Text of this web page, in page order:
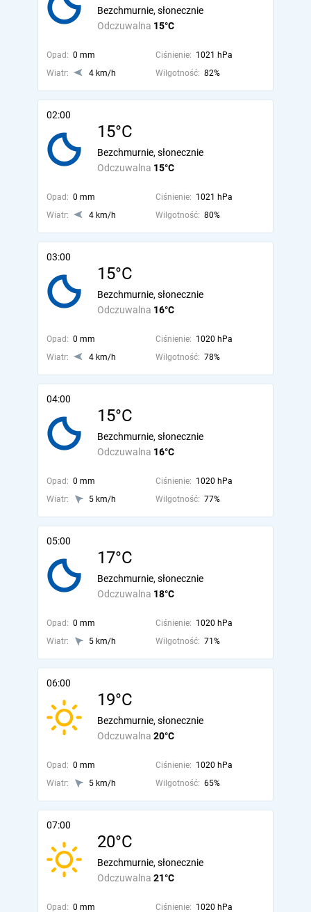
Odczuwalna 15°C
Bezchmurnie, słonecznie
Opad: 0 mm Ciśnienie: 1021 hPa
Wiatr:
4 km/h Wilgotność: 82%
02:00
15°C
Odczuwalna 15°C
Bezchmurnie, słonecznie
Opad: 0 mm Ciśnienie: 1021 hPa
Wiatr:
4 km/h Wilgotność: 80%
03:00
15°C
Odczuwalna 16°C
Bezchmurnie, słonecznie
Opad: 0 mm Ciśnienie: 1020 hPa
Wiatr:
4 km/h Wilgotność: 78%
04:00
15°C
Odczuwalna 16°C
Bezchmurnie, słonecznie
Opad: 0 mm Ciśnienie: 1020 hPa
Wiatr:
5 km/h Wilgotność: 77%
05:00
17°C
Odczuwalna 18°C
Bezchmurnie, słonecznie
Opad: 0 mm Ciśnienie: 1020 hPa
Wiatr:
5 km/h Wilgotność: 71%
06:00
19°C
Odczuwalna 20°C
Bezchmurnie, słonecznie
Opad: 0 mm Ciśnienie: 1020 hPa
Wiatr:
5 km/h Wilgotność: 65%
07:00
20°C
Odczuwalna 21°C
Bezchmurnie, słonecznie
Opad: 0 mm Ciśnienie: 1020 hPa